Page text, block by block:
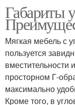
Габариты
Мягкая мебель с
пользуется
просторном Г-
максимально
Кроме того, в